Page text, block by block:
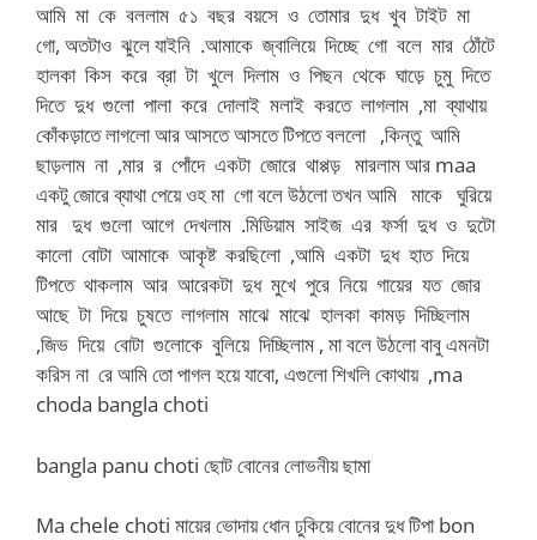
আমি মা কে বললাম ৫১ বছর বয়সে ও তোমার দুধ খুব টাইট মা
গো, অতটাও ঝুলে যাইনি .আমাকে জ্বালিয়ে দিচ্ছে গো বলে মার ঠোঁটে
হালকা কিস করে ব্রা টা খুলে দিলাম ও পিছন থেকে ঘাড়ে চুমু দিতে
দিতে দুধ গুলো পালা করে দোলাই মলাই করতে লাগলাম ,মা ব্যাথায়
কোঁকড়াতে লাগলো আর আসতে আসতে টিপতে বললো ,কিন্তু আমি
ছাড়লাম না ,মার র পোঁদে একটা জোরে থাপ্পড় মারলাম আর maa
একটু জোরে ব্যাথা পেয়ে ওহ মা গো বলে উঠলো তখন আমি মাকে ঘুরিয়ে
মার দুধ গুলো আগে দেখলাম .মিডিয়াম সাইজ এর ফর্সা দুধ ও দুটো
কালো বোটা আমাকে আকৃষ্ট করছিলো ,আমি একটা দুধ হাত দিয়ে
টিপতে থাকলাম আর আরেকটা দুধ মুখে পুরে নিয়ে গায়ের যত জোর
আছে টা দিয়ে চুষতে লাগলাম মাঝে মাঝে হালকা কামড় দিচ্ছিলাম
,জিভ দিয়ে বোটা গুলোকে বুলিয়ে দিচ্ছিলাম , মা বলে উঠলো বাবু এমনটা
করিস না রে আমি তো পাগল হয়ে যাবো, এগুলো শিখলি কোথায় ,ma
choda bangla choti
bangla panu choti ছোট বোনের লোভনীয় ছামা
Ma chele choti মায়ের ভোদায় ধোন ঢুকিয়ে বোনের দুধ টিপা bon